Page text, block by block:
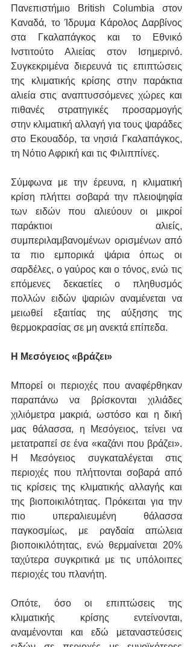
Πανεπιστήμιο British Columbia στον
Καναδά, το Ίδρυμα Κάρολος Δαρβίνος
στα Γκαλαπάγκος και το Εθνικό
Ινστιτούτο Αλιείας στον Ισημερινό.
Συγκεκριμένα διερευνά τις επιπτώσεις
της κλιματικής κρίσης στην παράκτια
αλιεία στις αναπτυσσόμενες χώρες και
πιθανές στρατηγικές προσαρμογής
στην κλιματική αλλαγή για τους ψαράδες
στο Εκουαδόρ, τα νησιά Γκαλαπάγκος,
τη Νότιο Αφρική και τις Φιλιππίνες.
Σύμφωνα με την έρευνα, η κλιματική
κρίση πλήττει σοβαρά την πλειοψηφία
των ειδών που αλιεύουν οι μικροί
παράκτιοι αλιείς,
συμπεριλαμβανομένων ορισμένων από
τα πιο εμπορικά ψάρια όπως οι
σαρδέλες, ο γαύρος και ο τόνος, ενώ τις
επόμενες δεκαετίες ο πληθυσμός
πολλών ειδών ψαριών αναμένεται να
μειωθεί εξαιτίας της αύξησης της
θερμοκρασίας σε μη ανεκτά επίπεδα.
H Μεσόγειος «βράζει»
Μπορεί οι περιοχές που αναφέρθηκαν
παραπάνω να βρίσκονται χιλιάδες
χιλιόμετρα μακριά, ωστόσο και η δική
μας θάλασσα, η Μεσόγειος, τείνει να
μετατραπεί σε ένα «καζάνι που βράζει».
Η Μεσόγειος συγκαταλέγεται στις
περιοχές που πλήττονται σοβαρά από
τις κρίσεις της κλιματικής αλλαγής και
της βιοποικιλότητας. Πρόκειται για την
πιο υπεραλιευμένη θάλασσα
παγκοσμίως, με ραγδαία απώλεια
βιοποικιλότητας, ενώ θερμαίνεται 20%
ταχύτερα συγκριτικά με τις υπόλοιπες
περιοχές του πλανήτη.
Οπότε, όσο οι επιπτώσεις της
κλιματικής κρίσης εντείνονται,
αναμένονται και εδώ μεταναστεύσεις